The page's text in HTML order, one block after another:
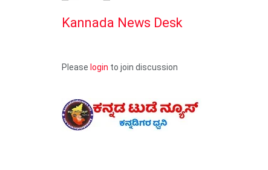
Kannada News Desk
Please login to join discussion